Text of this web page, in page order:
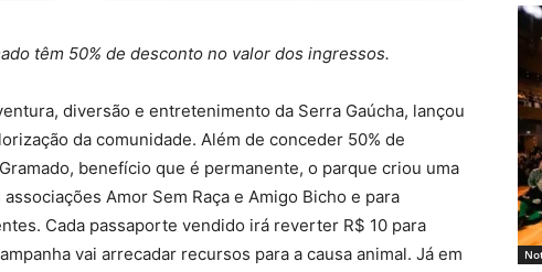
têm 50% de desconto no valor dos ingressos.
diversão e entretenimento da Serra Gaúcha, lançou
da comunidade. Além de conceder 50% de
benefício que é permanente, o parque criou uma
Amor Sem Raça e Amigo Bicho e para
Cada passaporte vendido irá reverter R$ 10 para
vai arrecadar recursos para a causa animal. Já em